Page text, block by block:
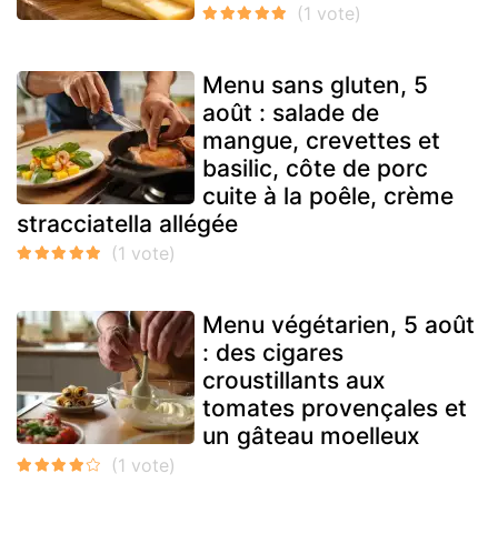
Menu sans gluten, 5
août : salade de
mangue, crevettes et
basilic, côte de porc
cuite à la poêle, crème
stracciatella allégée
Menu végétarien, 5 août
: des cigares
croustillants aux
tomates provençales et
un gâteau moelleux